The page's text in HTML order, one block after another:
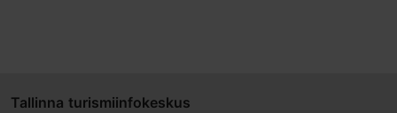
Tallinna turismiinfokeskus